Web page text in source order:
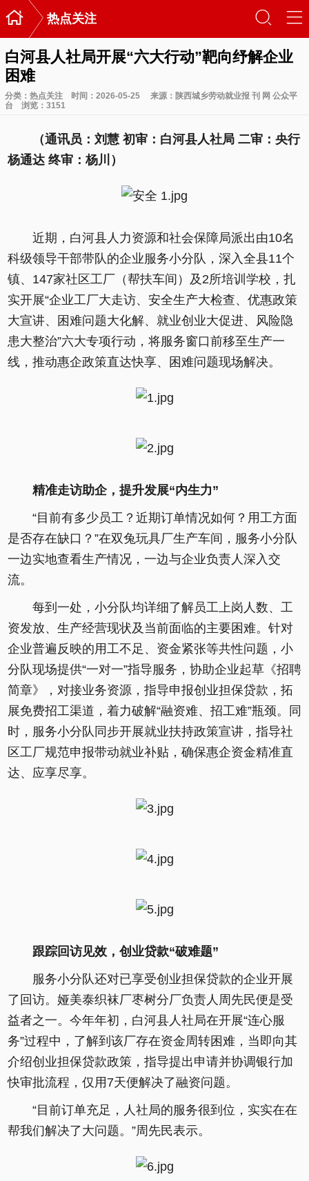
 热点关注 󰃙 󰆉
白河县人社局开展“六大行动”靶向纾解企业
困难
分类： 热点关注 时间：2026-05-25
来源：陕西城乡劳动就业报 刊 网 公众平
台
浏览： 3151
（通讯员：刘慧 初审：白河县人社局 二审：央行
杨通达 终审：杨川）
近期，白河县人力资源和社会保障局派出由10名
科级领导干部带队的企业服务小分队，深入全县11个
镇、147家社区工厂（帮扶车间）及2所培训学校，扎
实开展“企业工厂大走访、安全生产大检查、优惠政策
大宣讲、困难问题大化解、就业创业大促进、风险隐
患大整治”六大专项行动，将服务窗口前移至生产一
线，推动惠企政策直达快享、困难问题现场解决。
精准走访助企，提升发展“内生力”
“目前有多少员工？近期订单情况如何？用工方面
是否存在缺口？”在双兔玩具厂生产车间，服务小分队
一边实地查看生产情况，一边与企业负责人深入交
流。
每到一处，小分队均详细了解员工上岗人数、工
资发放、生产经营现状及当前面临的主要困难。针对
企业普遍反映的用工不足、资金紧张等共性问题，小
分队现场提供“一对一”指导服务，协助企业起草《招聘
简章》，对接业务资源，指导申报创业担保贷款，拓
展免费招工渠道，着力破解“融资难、招工难”瓶颈。同
时，服务小分队同步开展就业扶持政策宣讲，指导社
区工厂规范申报带动就业补贴，确保惠企资金精准直
达、应享尽享。
跟踪回访见效，创业贷款“破难题”
服务小分队还对已享受创业担保贷款的企业开展
了回访。娅美泰织袜厂枣树分厂负责人周先民便是受
益者之一。今年年初，白河县人社局在开展“连心服
务”过程中，了解到该厂存在资金周转困难，当即向其
介绍创业担保贷款政策，指导提出申请并协调银行加
快审批流程，仅用7天便解决了融资问题。
“目前订单充足，人社局的服务很到位，实实在在
帮我们解决了大问题。”周先民表示。